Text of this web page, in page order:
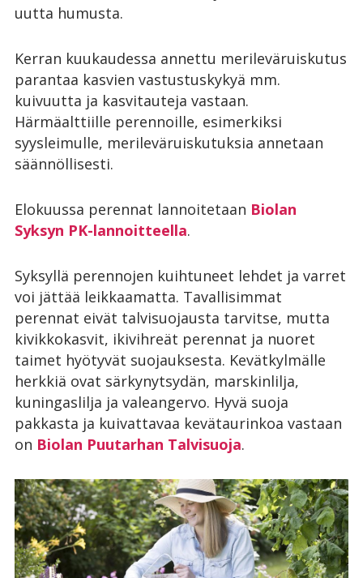
uutta humusta.
Kerran kuukaudessa annettu merileväruiskutus
parantaa kasvien vastustuskykyä mm.
kuivuutta ja kasvitauteja vastaan.
Härmäalttiille perennoille, esimerkiksi
syysleimulle, merileväruiskutuksia annetaan
säännöllisesti.
Elokuussa perennat lannoitetaan Biolan
Syksyn PK-lannoitteella.
Syksyllä perennojen kuihtuneet lehdet ja varret
voi jättää leikkaamatta. Tavallisimmat
perennat eivät talvisuojausta tarvitse, mutta
kivikkokasvit, ikivihreät perennat ja nuoret
taimet hyötyvät suojauksesta. Kevätkylmälle
herkkiä ovat särkynytsydän, marskinlilja,
kuningaslilja ja valeangervo. Hyvä suoja
pakkasta ja kuivattavaa kevätaurinkoa vastaan
on Biolan Puutarhan Talvisuoja.